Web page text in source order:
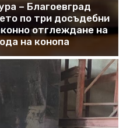
– Благоевград
по три досъдебни
отглеждане на
на конопа